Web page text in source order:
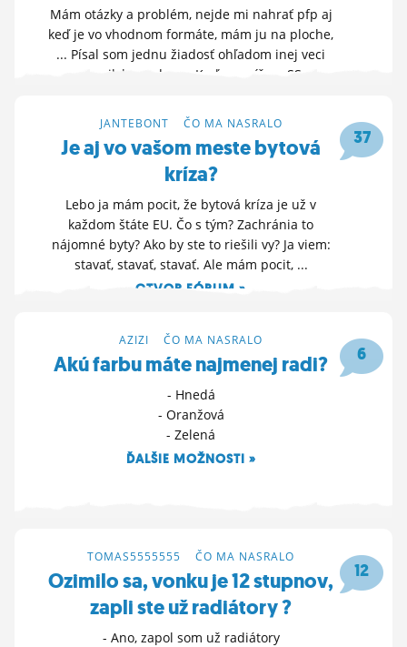
Mám otázky a problém, nejde mi nahrať pfp aj
keď je vo vhodnom formáte, mám ju na ploche,
... Písal som jednu žiadosť ohľadom inej veci
na mail, bez odozvy. Keď mu píšem SS...
2. 2. 2025 17:26 37
JANTEBONT ČO MA NASRALO
Je aj vo vašom meste bytová
kríza?
Lebo ja mám pocit, že bytová kríza je už v
každom štáte EU. Čo s tým? Zachránia to
nájomné byty? Ako by ste to riešili vy? Ja viem:
stavať, stavať, stavať. Ale mám pocit, ...
OTVOR FÓRUM »
6
AZIZI ČO MA NASRALO
Akú farbu máte najmenej radi?
- Hnedá
- Oranžová
- Zelená
ĎALŠIE MOŽNOSTI »
12
TOMAS5555555 ČO MA NASRALO
Ozimilo sa, vonku je 12 stupnov,
zapli ste už radiátory ?
- Ano, zapol som už radiátory